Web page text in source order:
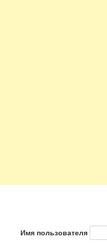
Имя пользователя